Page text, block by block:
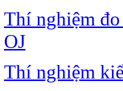
Thí nghiệm
OJ
Thí nghiệm